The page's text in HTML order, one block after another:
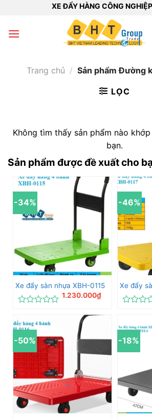
nội
XE ĐẨY HÀNG CÔNG
Trang chủ / Sản phẩm Đường
LỌC
Không tìm thấy sản phẩm nào
bạn.
Sản phẩm được đề xuất cho
-34%
Xe đẩy sàn nhựa XBH-0115
xếp
hạng
0
5
sao
1.230.000₫
-46%
Xe đẩy
hạng
0
5
sao
-50% -18%